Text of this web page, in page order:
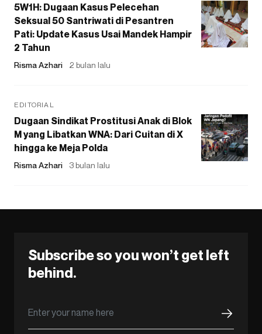
5W1H: Dugaan Kasus Pelecehan
Seksual 50 Santriwati di Pesantren
Pati: Update Kasus Usai Mandek Hampir
2 Tahun
Risma Azhari 2 bulan lalu
EDITORIAL
Dugaan Sindikat Prostitusi Anak di Blok
M yang Libatkan WNA: Dari Cuitan di X
hingga ke Meja Polda
Risma Azhari 3 bulan lalu
Subscribe so you won’t get left
behind.